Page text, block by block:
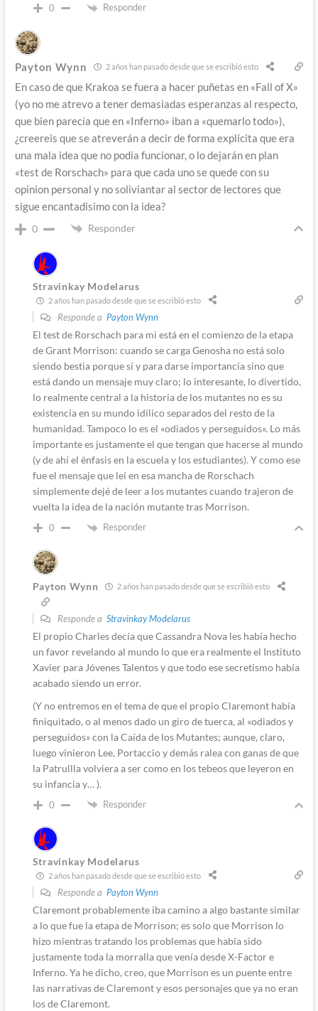
0 Responder
Payton Wynn 2 años han pasado desde que se escribió esto
En caso de que Krakoa se fuera a hacer puñetas en «Fall of X»
(yo no me atrevo a tener demasiadas esperanzas al respecto,
que bien parecía que en «Inferno» iban a «quemarlo todo»),
¿creereis que se atreverán a decir de forma explícita que era
una mala idea que no podía funcionar, o lo dejarán en plan
«test de Rorschach» para que cada uno se quede con su
opinion personal y no soliviantar al sector de lectores que
sigue encantadisimo con la idea?
0 Responder
Stravinkay Modelarus
2 años han pasado desde que se escribió esto
Responde a Payton Wynn
El test de Rorschach para mi está en el comienzo de la etapa
de Grant Morrison: cuando se carga Genosha no está solo
siendo bestia porque sí y para darse importancia sino que
está dando un mensaje muy claro; lo interesante, lo divertido,
lo realmente central a la historia de los mutantes no es su
existencia en su mundo idílico separados del resto de la
humanidad. Tampoco lo es el «odiados y perseguidos». Lo más
importante es justamente el que tengan que hacerse al mundo
(y de ahí el énfasis en la escuela y los estudiantes). Y como ese
fue el mensaje que leí en esa mancha de Rorschach
simplemente dejé de leer a los mutantes cuando trajeron de
vuelta la idea de la nación mutante tras Morrison.
0 Responder
Payton Wynn 2 años han pasado desde que se escribió esto
Responde a Stravinkay Modelarus
El propio Charles decía que Cassandra Nova les había hecho
un favor revelando al mundo lo que era realmente el Instituto
Xavier para Jóvenes Talentos y que todo ese secretismo había
acabado siendo un error.
(Y no entremos en el tema de que el propio Claremont había
finiquitado, o al menos dado un giro de tuerca, al «odiados y
perseguidos» con la Caída de los Mutantes; aunque, claro,
luego vinieron Lee, Portaccio y demás ralea con ganas de que
la Patrullla volviera a ser como en los tebeos que leyeron en
su infancia y… ).
0 Responder
Stravinkay Modelarus
2 años han pasado desde que se escribió esto
Responde a Payton Wynn
Claremont probablemente iba camino a algo bastante similar
a lo que fue la etapa de Morrison; es solo que Morrison lo
hizo mientras tratando los problemas que había sido
justamente toda la morralla que venía desde X-Factor e
Inferno. Ya he dicho, creo, que Morrison es un puente entre
las narrativas de Claremont y esos personajes que ya no eran
los de Claremont.